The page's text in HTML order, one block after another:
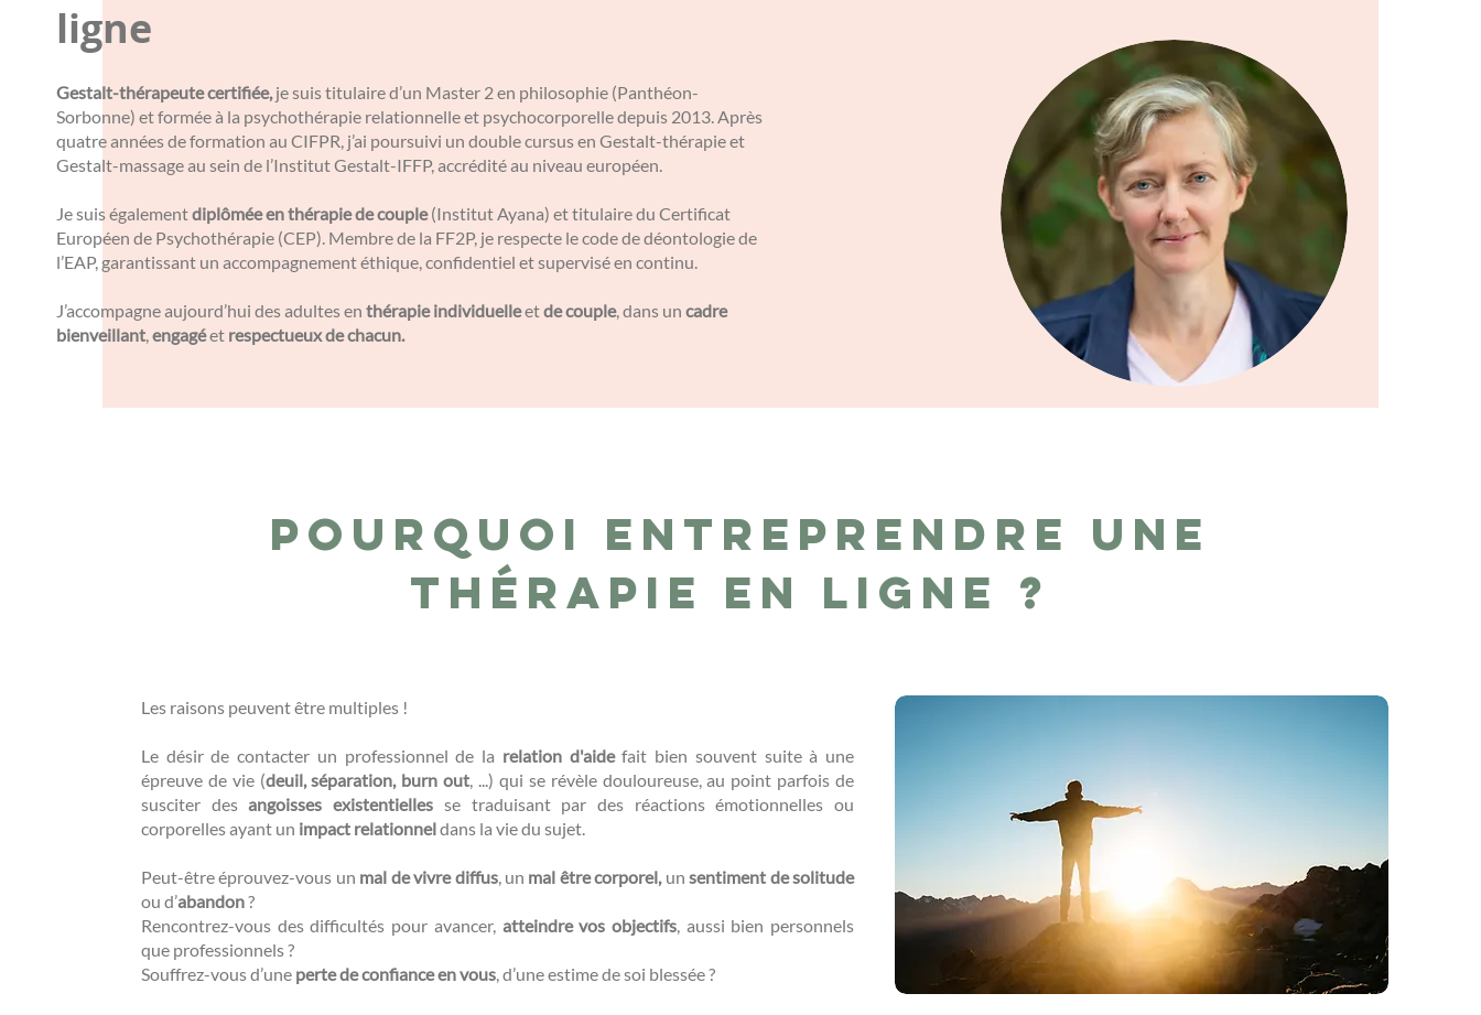
ligne
Gestalt-thérapeute certifiée,je suis titulaire d’un Master 2 en philosophie (Panthéon-
Sorbonne) et formée à la psychothérapie relationnelle et psychocorporelle depuis 2013. Après
quatre années de formation au CIFPR, j’ai poursuivi un double cursus en Gestalt-thérapie et
Gestalt-massage au sein de l’Institut Gestalt-IFFP, accrédité au niveau européen.
Je suis égalementdiplômée en thérapie de couple(Institut Ayana) et titulaire du Certificat
Européen de Psychothérapie (CEP). Membre de la FF2P, je respecte le code de déontologie de
l’EAP, garantissant un accompagnement éthique, confidentiel et supervisé en continu.
J’accompagne aujourd’hui des adultes en thérapie individuelleetde couple, dans un cadre
bienveillant,engagéet respectueux de chacun.
Pourquoi entreprendre une
thérapie en ligne ?
Les raisons peuvent être multiples !
Le désir de contacter un professionnel de la relation d'aidefait bien souvent suite à une
épreuve de vie (deuil, séparation, burn out, ...) qui se révèle douloureuse, au point parfois de
susciter desangoisses existentielles se traduisant par des réactions émotionnelles ou
corporelles ayant un impact relationneldans la vie du sujet.
Peut-être éprouvez-vous un mal de vivre diffus, un mal être corporel,unsentiment de solitude
ou d’abandon?
Rencontrez-vous des difficultés pour avancer, atteindre vos objectifs, aussi bien personnels
que professionnels ?
Souffrez-vous d’une perte de confiance en vous, d’une estime de soi blessée ?​​